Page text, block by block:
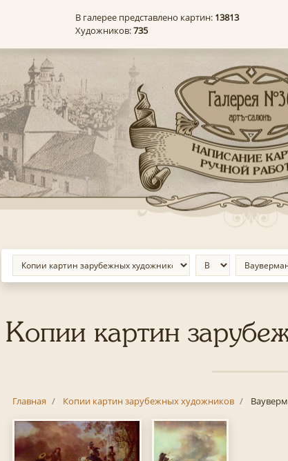
В галерее представлено картин: 13813
Художников:735
Копии картин
Главная Копии картин зарубежных художников